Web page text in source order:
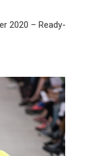
2020 – Ready-